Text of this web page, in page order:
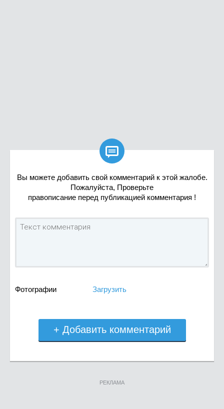

Вы можете добавить свой комментарий к этой жалобе.
Пожалуйста, Проверьте
правописание перед публикацией комментария !
Фотографии Загрузить
+ Добавить комментарий
РЕКЛАМА